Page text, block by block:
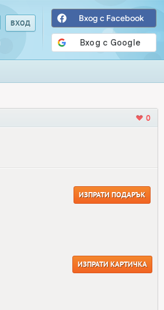
Вход с Facebook
0
ИЗПРАТИ ПОДАРЪК
ИЗПРАТИ КАРТИЧКА